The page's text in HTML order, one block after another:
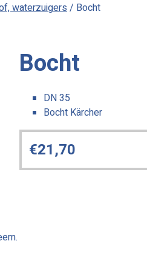
waterzuigers/ Bocht
Bocht
DN 35
Bocht Kärcher
€21,70